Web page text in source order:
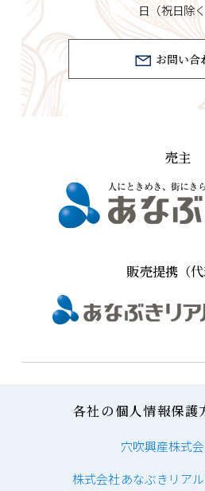
日（祝日除く
お問い合
売主
販売提携（代
各社の個人情報保護
穴吹興産株式
株式会社あなぶきリア